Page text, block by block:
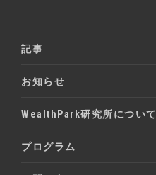
記事
お知らせ
WealthPark研究所について
プログラム